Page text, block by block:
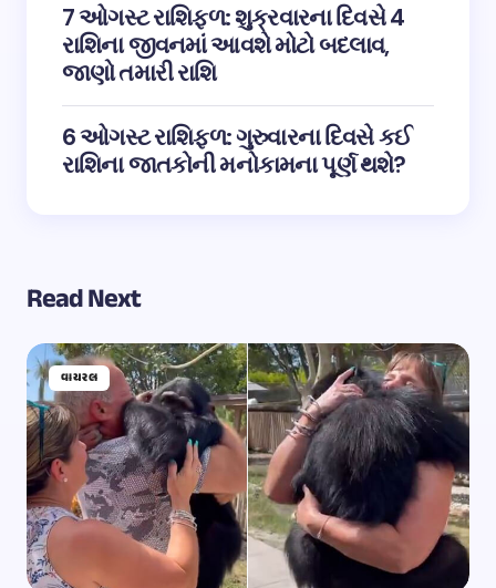
7 ઓગસ્ટ રાશિફળ: શુક્રવારના દિવસે 4
રાશિના જીવનમાં આવશે મોટો બદલાવ,
જાણો તમારી રાશિ
6 ઓગસ્ટ રાશિફળ: ગુરુવારના દિવસે કઈ
રાશિના જાતકોની મનોકામના પૂર્ણ થશે?
Read Next
વાયરલ